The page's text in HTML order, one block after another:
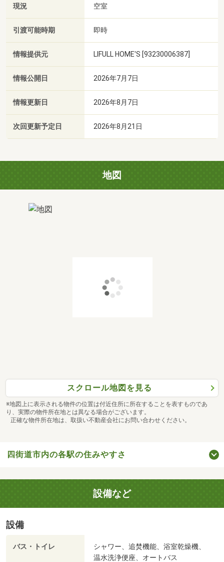
現況 空室
引渡可能時期 即時
情報提供元 LIFULL HOME'S [93230006387]
情報公開日 2026年7月7日
情報更新日 2026年8月7日
次回更新予定日 2026年8月21日
地図
スクロール地図を見る
※地図上に表示される物件の位置は付近住所に所在することを表すものであ
り、実際の物件所在地とは異なる場合がございます。
正確な物件所在地は、取扱い不動産会社にお問い合わせください。
四街道市内の各駅の住みやすさ
設備など
設備
バス・トイレ
シャワー、追焚機能、浴室乾燥機、
温水洗浄便座、オートバス